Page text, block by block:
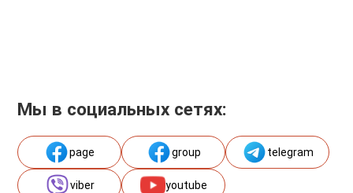
Мы в социальных сетях:
page group telegram
viber youtube